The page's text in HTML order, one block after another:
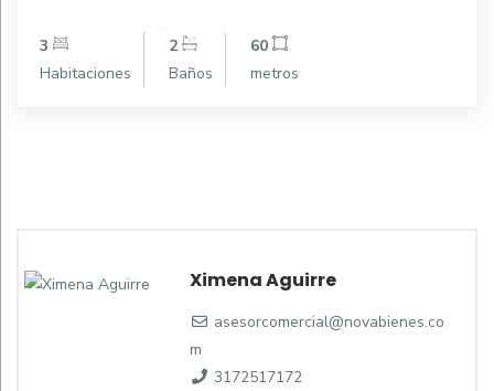
3
Habitaciones
2
Baños
60
metros
Ximena Aguirre
asesorcomercial@novabienes.co
m
3172517172